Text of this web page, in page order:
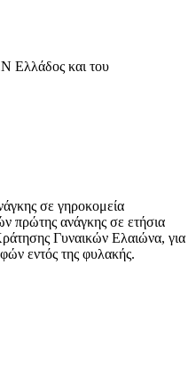
Ελλάδος και του
σε γηροκομεία
πρώτης ανάγκης σε ετήσια
Γυναικών Ελαιώνα, για
εντός της φυλακής.